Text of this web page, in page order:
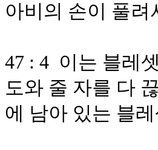
아비의 손이 풀
47 : 4 이는 블레
도와 줄 자를 다
에 남아 있는 블